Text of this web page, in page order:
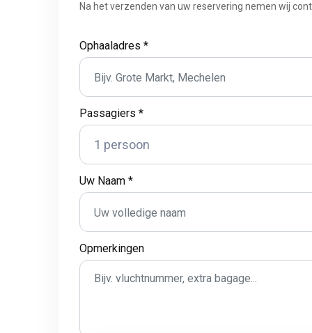
Na het verzenden van uw reservering nemen wij
Ophaaladres *
Passagiers *
Uw Naam *
Opmerkingen